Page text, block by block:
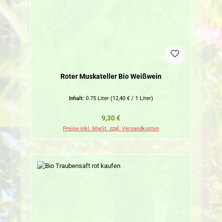
Roter Muskateller Bio Weißwein
Inhalt: 0.75 Liter (12,40 € / 1 Liter)
Regulärer Preis:
9,30 €
Preise inkl. MwSt. zzgl. Versandkosten